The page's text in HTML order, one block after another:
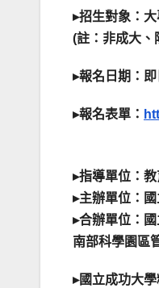
▸招生對象：
(註：非成大、
▸報名日期：
▸報名表單：
▸指導單位：
▸主辦單位：
▸合辦單位：
南部科學園區
▸國立成功大